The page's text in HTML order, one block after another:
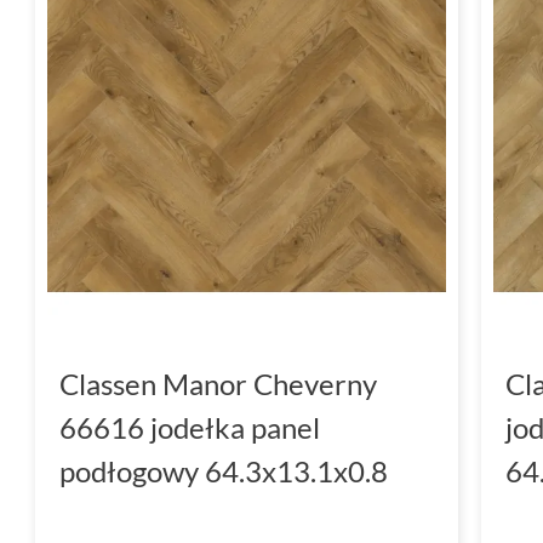
nadaje panelom elegancki, a zarazem
się w styl loftowy.
Vouvray doskonale komponuje się z
akcentami i dużymi oknami, które
wysokiej klasie użyteczności (AC5) to
miejscach o dużym natężeniu ruchu, jak
Classen Manor Jodeka to propozycja dla
ciemnobrązowy odcień i klasyczny
urządzonych w stylu vintage lub boho,
Classen Manor Cheverny
66616 jodełka panel
podłogowy 64.3x13.1x0.8